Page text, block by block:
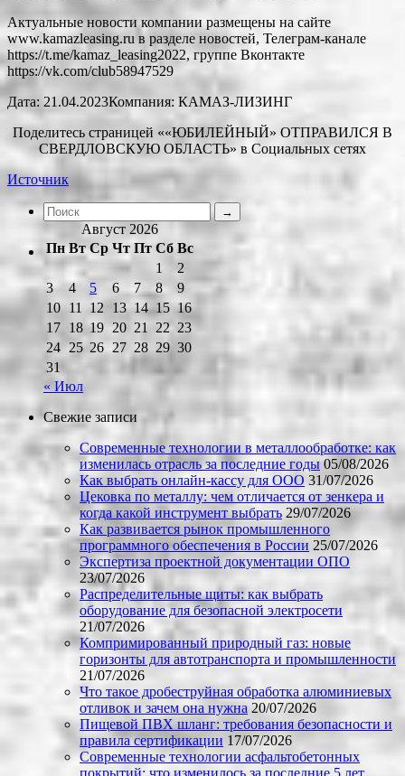
Актуальные новости компании размещены на сайте
www.kamazleasing.ru в разделе новостей, Телеграм-канале
https://t.me/kamaz_leasing2022, группе Вконтакте
https://vk.com/club58947529
Дата: 21.04.2023Компания: КАМАЗ-ЛИЗИНГ
Поделитесь страницей ««ЮБИЛЕЙНЫЙ» ОТПРАВИЛСЯ В
СВЕРДЛОВСКУЮ ОБЛАСТЬ» в Социальных сетях
Источник
Август 2026
Пн Вт Ср Чт Пт Сб Вс
1
2
3
4 5 6 7 8
9
10 11 12 13 14 15 16
17 18 19 20 21 22 23
24 25 26 27 28 29 30
31
« Июл
Свежие записи
Современные технологии в металлообработке: как
изменилась отрасль за последние годы 05/08/2026
Как выбрать онлайн-кассу для ООО 31/07/2026
Цековка по металлу: чем отличается от зенкера и
когда какой инструмент выбрать 29/07/2026
Как развивается рынок промышленного
программного обеспечения в России 25/07/2026
Экспертиза проектной документации ОПО
23/07/2026
Распределительные щиты: как выбрать
оборудование для безопасной электросети
21/07/2026
Компримированный природный газ: новые
горизонты для автотранспорта и промышленности
21/07/2026
Что такое дробеструйная обработка алюминиевых
отливок и зачем она нужна 20/07/2026
Пищевой ПВХ шланг: требования безопасности и
правила сертификации 17/07/2026
Современные технологии асфальтобетонных
покрытий: что изменилось за последние 5 лет